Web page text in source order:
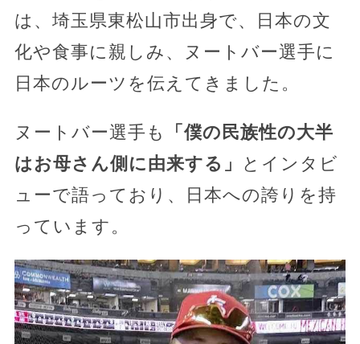
は、埼玉県東松山市出身で、日本の文
化や食事に親しみ、ヌートバー選手に
日本のルーツを伝えてきました。
ヌートバー選手も
「僕の民族性の大半
はお母さん側に由来する」
とインタビ
ューで語っており、日本への誇りを持
っています。